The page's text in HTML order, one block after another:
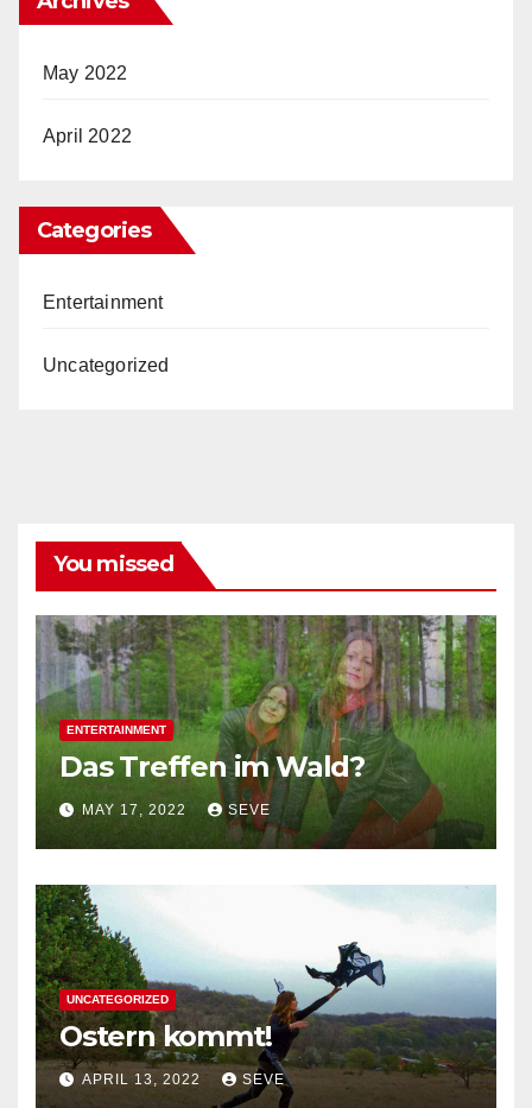
May 2022
April 2022
Categories
Entertainment
Uncategorized
You missed
ENTERTAINMENT
Das Treffen im Wald?
MAY 17, 2022 SEVE
UNCATEGORIZED
Ostern kommt!
APRIL 13, 2022 SEVE